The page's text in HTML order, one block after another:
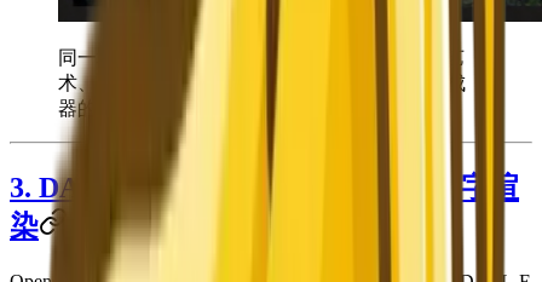
同一场景以四种不同风格呈现——逼真、概念艺
术、像素艺术和水彩——展示了现代AI图像生成
器的多功能性。
3. DALL-E / GPT Image——最佳文字渲
染